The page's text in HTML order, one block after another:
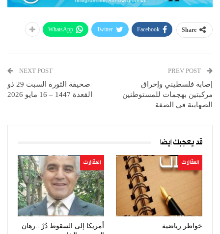
Share
Facebook
Twitter
WhatsApp
إصابة فلسطيني وإحراق
مركبتين بهجمات للمستوطنين
الصهاينة في الضفة
NEXT POST
صحيفة الثورة السبت 29 ذو
القعدة 1447 – 16 مايو 2026
قد يعجبك ايضا
المقالات
خواطر رياضية
المقالات
أمريكا إلى السقوط دُرْ ..رهان